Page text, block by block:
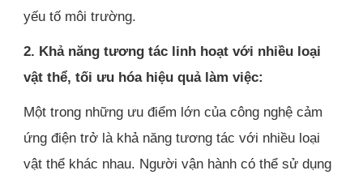
yếu tố môi trường.
2. Khả năng tương tác linh hoạt với nhiều loại
vật thể, tối ưu hóa hiệu quả làm việc:
Một trong những ưu điểm lớn của công nghệ cảm
ứng điện trở là khả năng tương tác với nhiều loại
vật thể khác nhau. Người vận hành có thể sử dụng